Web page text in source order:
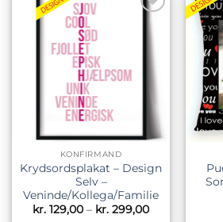
KONFIRMAND
Krydsordsplakat – Design
Selv –
Veninde/Kollega/Familie
kr. 129,00 – kr. 299,00Prisinterval: